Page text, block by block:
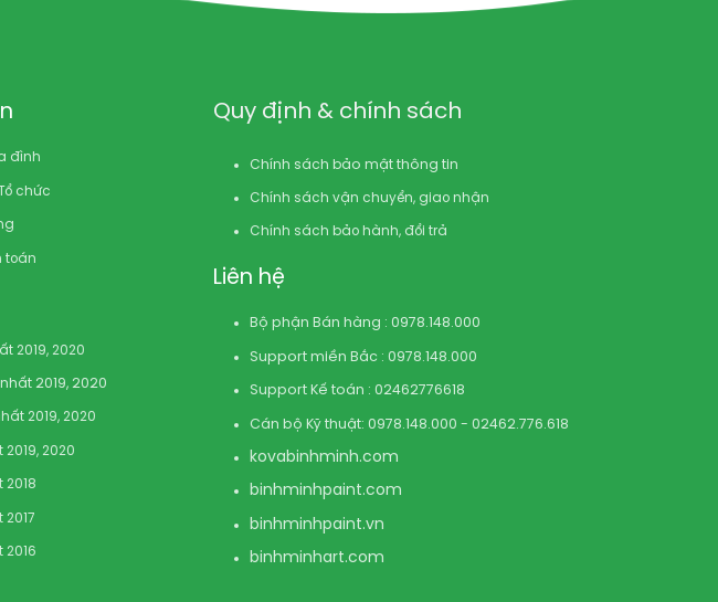
đình
chức
toán
2019, 2020
2019, 2020
2019, 2020
2020
Quy định & chính sách
Chính sách bảo mật thông tin
Chính sách vận chuyển, giao nhận
Chính sách bảo hành, đổi trả
Liên hệ
Bộ phận Bán hàng : 0978.148.000
Support miền Bắc : 0978.148.000
Support Kế toán : 02462776618
Cán bộ Kỹ thuật: 0978.148.000 - 02462.776.618
kovabinhminh.com
binhminhpaint.com
binhminhpaint.vn
binhminhart.com